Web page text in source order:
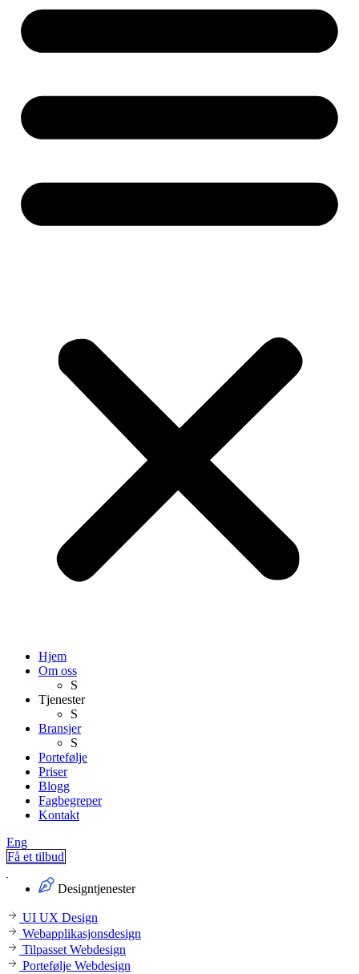
Hjem
Om oss
S
Tjenester
S
Bransjer
S
Portefølje
Priser
Blogg
Fagbegreper
Kontakt
Eng
Få et tilbud
Designtjenester
UI UX Design
Webapplikasjonsdesign
Tilpasset Webdesign
Portefølje Webdesign